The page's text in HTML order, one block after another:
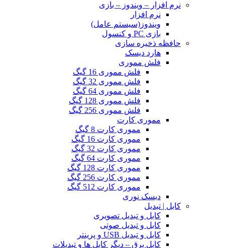
نرم افزار – ویندوز – بازی
نرم افزار
ویندوز(سیستم عامل)
بازی PC و کنسول
حافظه ذخیره سازی
هارد دیسک
فلش مموری
فلش مموری 16 گیگ
فلش مموری 32 گیگ
فلش مموری 64 گیگ
فلش مموری 128 گیگ
فلش مموری 256 گیگ
مموری کارت
مموری کارت 8 گیگ
مموری کارت 16 گیگ
مموری کارت 32 گیگ
مموری کارت 64 گیگ
مموری کارت 128 گیگ
مموری کارت 256 گیگ
مموری کارت 512 گیگ
دیسک نوری
کابل | تبدیل
کابل و تبدیل تصویری
کابل و تبدیل صوتی
کابل و تبدیل USB و پرینتر
کابل برق – دیگر کابل ها و تبدیلات